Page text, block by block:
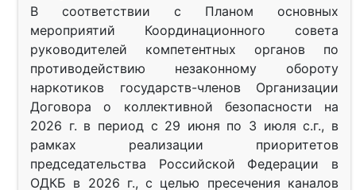
В соответствии с Планом основных
мероприятий Координационного совета
руководителей компетентных органов по
противодействию незаконному обороту
наркотиков государств-членов Организации
Договора о коллективной безопасности на
2026 г. в период с 29 июня по 3 июля с.г., в
рамках реализации приоритетов
председательства Российской Федерации в
ОДКБ в 2026 г., с целью пресечения каналов